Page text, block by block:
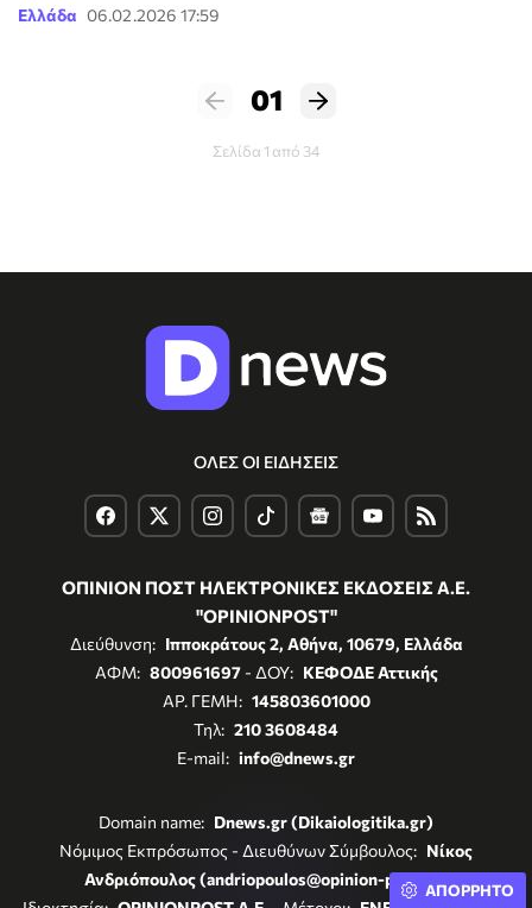
Ελλάδα 06.02.2026 17:59
01
Σελίδα 1 από 34
ΟΛΕΣ ΟΙ ΕΙΔΗΣΕΙΣ
ΟΠΙΝΙΟΝ ΠΟΣΤ ΗΛΕΚΤΡΟΝΙΚΕΣ ΕΚΔΟΣΕΙΣ Α.Ε.
"OPINIONPOST"
Διεύθυνση: Ιπποκράτους 2, Αθήνα, 10679, Ελλάδα
ΑΦΜ: 800961697- ΔΟΥ: ΚΕΦΟΔΕ Αττικής
ΑΡ. ΓΕΜΗ: 145803601000
Τηλ: 210 3608484
E-mail: info@dnews.gr
Domain name: Dnews.gr (Dikaiologitika.gr)
Νόμιμος Εκπρόσωπος - Διευθύνων Σύμβουλος: Νίκος
Ανδριόπουλος (andriopoulos@opinion-post.gr)
ΑΠΟΡΡΗΤΟ